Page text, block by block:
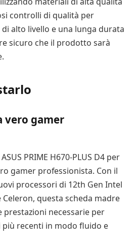
controlli di qualità per
alto livello e una lunga durata
sicuro che il prodotto sarà
vero gamer
PRIME H670-PLUS D4 per
gamer professionista. Con il
processori di 12th Gen Intel
Celeron, questa scheda madre
prestazioni necessarie per
recenti in modo fluido e